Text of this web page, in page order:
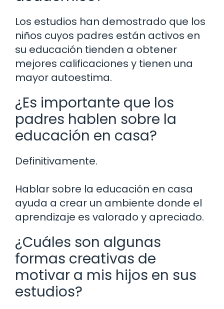
Los estudios han demostrado que los
niños cuyos padres están activos en
su educación tienden a obtener
mejores calificaciones y tienen una
mayor autoestima.
¿Es importante que los
padres hablen sobre la
educación en casa?
Definitivamente.
Hablar sobre la educación en casa
ayuda a crear un ambiente donde el
aprendizaje es valorado y apreciado.
¿Cuáles son algunas
formas creativas de
motivar a mis hijos en sus
estudios?